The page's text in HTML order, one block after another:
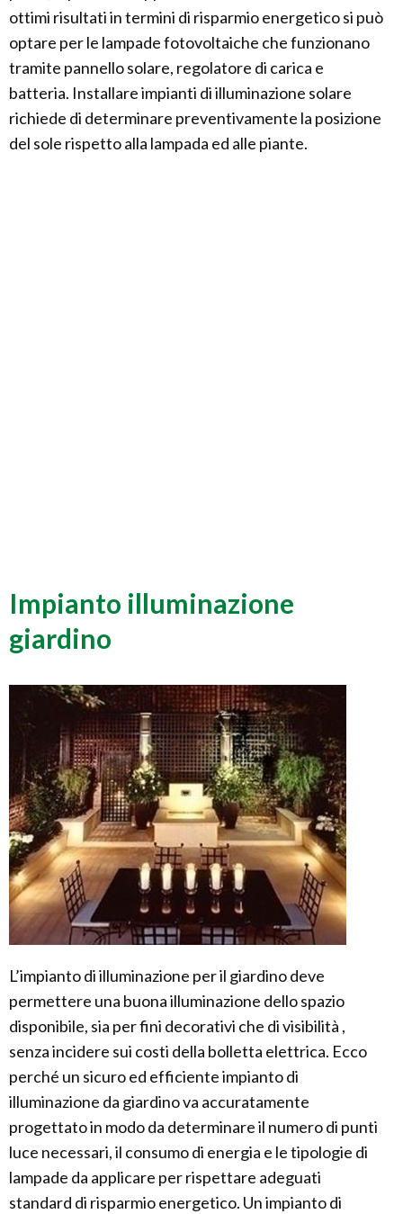
ottimi risultati in termini di risparmio energetico si può
optare per le lampade fotovoltaiche che funzionano
tramite pannello solare, regolatore di carica e
batteria. Installare impianti di illuminazione solare
richiede di determinare preventivamente la posizione
del sole rispetto alla lampada ed alle piante.
Impianto illuminazione
giardino
L’impianto di illuminazione per il giardino deve
permettere una buona illuminazione dello spazio
disponibile, sia per fini decorativi che di visibilità ,
senza incidere sui costi della bolletta elettrica. Ecco
perché un sicuro ed efficiente impianto di
illuminazione da giardino va accuratamente
progettato in modo da determinare il numero di punti
luce necessari, il consumo di energia e le tipologie di
lampade da applicare per rispettare adeguati
standard di risparmio energetico. Un impianto di